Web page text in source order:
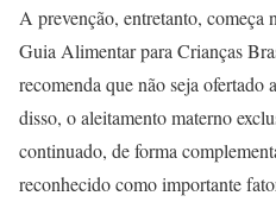
A prevenção, entretanto, começa
Guia Alimentar para Crianças
recomenda que não seja ofertado
disso, o aleitamento materno
continuado, de forma
reconhecido como importante